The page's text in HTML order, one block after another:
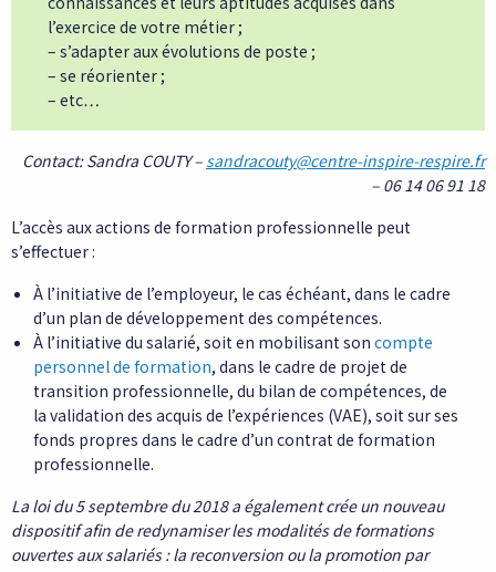
l’exercice de votre métier ;
– s’adapter aux évolutions de poste ;
– se réorienter ;
– etc…
Contact: Sandra COUTY – sandracouty@centre-inspire-respire.fr
– 06 14 06 91 18
L’accès aux actions de formation professionnelle peut
s’effectuer :
À l’initiative de l’employeur, le cas échéant, dans le cadre
d’un plan de développement des compétences.
À l’initiative du salarié, soit en mobilisant son compte
personnel de formation, dans le cadre de projet de
transition professionnelle, du bilan de compétences, de
la validation des acquis de l’expériences (VAE), soit sur ses
fonds propres dans le cadre d’un contrat de formation
professionnelle.
La loi du 5 septembre du 2018 a également crée un nouveau
dispositif afin de redynamiser les modalités de formations
ouvertes aux salariés : la reconversion ou la promotion par